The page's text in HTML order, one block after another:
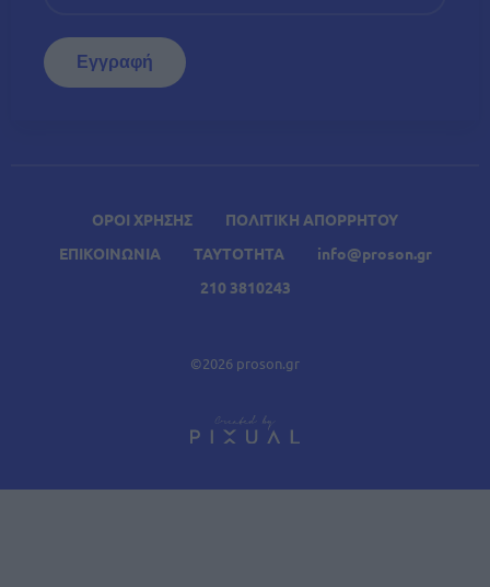
ΟΡΟΙ ΧΡΗΣΗΣ
ΠΟΛΙΤΙΚΗ ΑΠΟΡΡΗΤΟΥ
ΕΠΙΚΟΙΝΩΝΙΑ
ΤΑΥΤΟΤΗΤΑ
info@proson.gr
210 3810243
©2026 proson.gr